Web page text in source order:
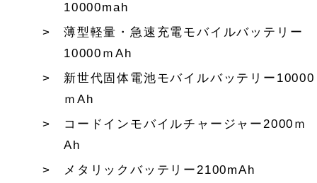
10000mah
薄型軽量・急速充電モバイルバッテリー
10000ｍAh
新世代固体電池モバイルバッテリー10000
ｍAh
コードインモバイルチャージャー2000ｍ
Ah
メタリックバッテリー2100mAh